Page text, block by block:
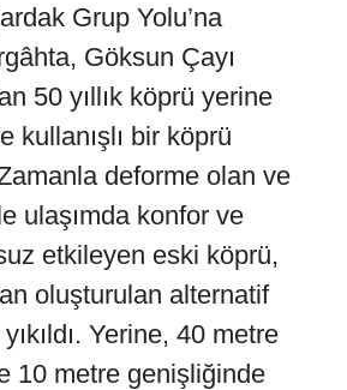
Grup Yolu’na
Göksun Çayı
50 yıllık köprü yerine
kullanışlı bir köprü
Zamanla deforme olan ve
ulaşımda konfor ve
etkileyen eski köprü,
oluşturulan alternatif
Yerine, 40 metre
10 metre genişliğinde